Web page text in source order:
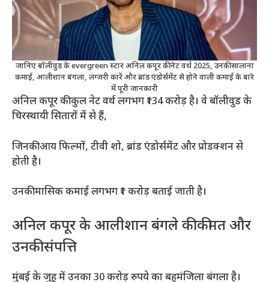
जानिए बॉलीवुड के evergreen स्टार अनिल कपूर की नेट वर्थ 2025, उनकी सालाना
कमाई, आलीशान बंगला, लग्जरी कारें और ब्रांड एंडोर्समेंट से होने वाली कमाई के बारे
में पूरी जानकारी
अनिल कपूर की कुल नेट वर्थ लगभग ₹134 करोड़ है। वे बॉलीवुड के
चिरस्थायी सितारों में से हैं,
जिनकी आय फिल्मों, टीवी शो, ब्रांड एंडोर्समेंट और प्रोडक्शन से
होती है।
उनकी मासिक कमाई लगभग ₹1 करोड़ बताई जाती है।
अनिल कपूर के आलीशान बंगले की कीमत और
उनकी संपत्ति
मुंबई के जुहू में उनका 30 करोड़ रुपये का बहुमंजिला बंगला है।